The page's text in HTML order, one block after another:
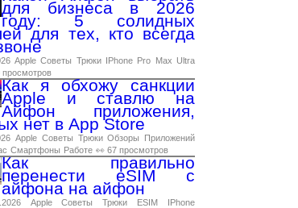
для бизнеса в 2026
году: 5 солидных
для тех, кто всегда
Apple Советы Трюки IPhone Pro Max Ultra
просмотров
Как я обхожу санкции
Apple и ставлю на
Айфон приложения,
нет в App Store
Apple Советы Трюки Обзоры
Приложений
Смартфоны Работе 👀 67 просмотров
Как правильно
перенести eSIM с
айфона на айфон
Apple Советы Трюки ESIM
IPhone